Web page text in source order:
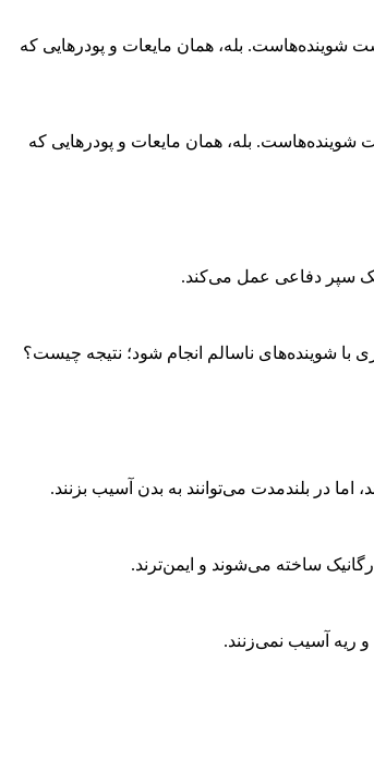
شوینده‌هاست. بله، همان مایعات و پودرهایی که
بله، همان مایعات و پودرهایی که
سپر دفاعی عمل می‌کند.
با شوینده‌های ناسالم انجام شود؛ نتیجه چیست؟
در بلندمدت می‌توانند به بدن آسیب بزنند.
ساخته می‌شوند و ایمن‌ترند.
ریه آسیب نمی‌زنند.